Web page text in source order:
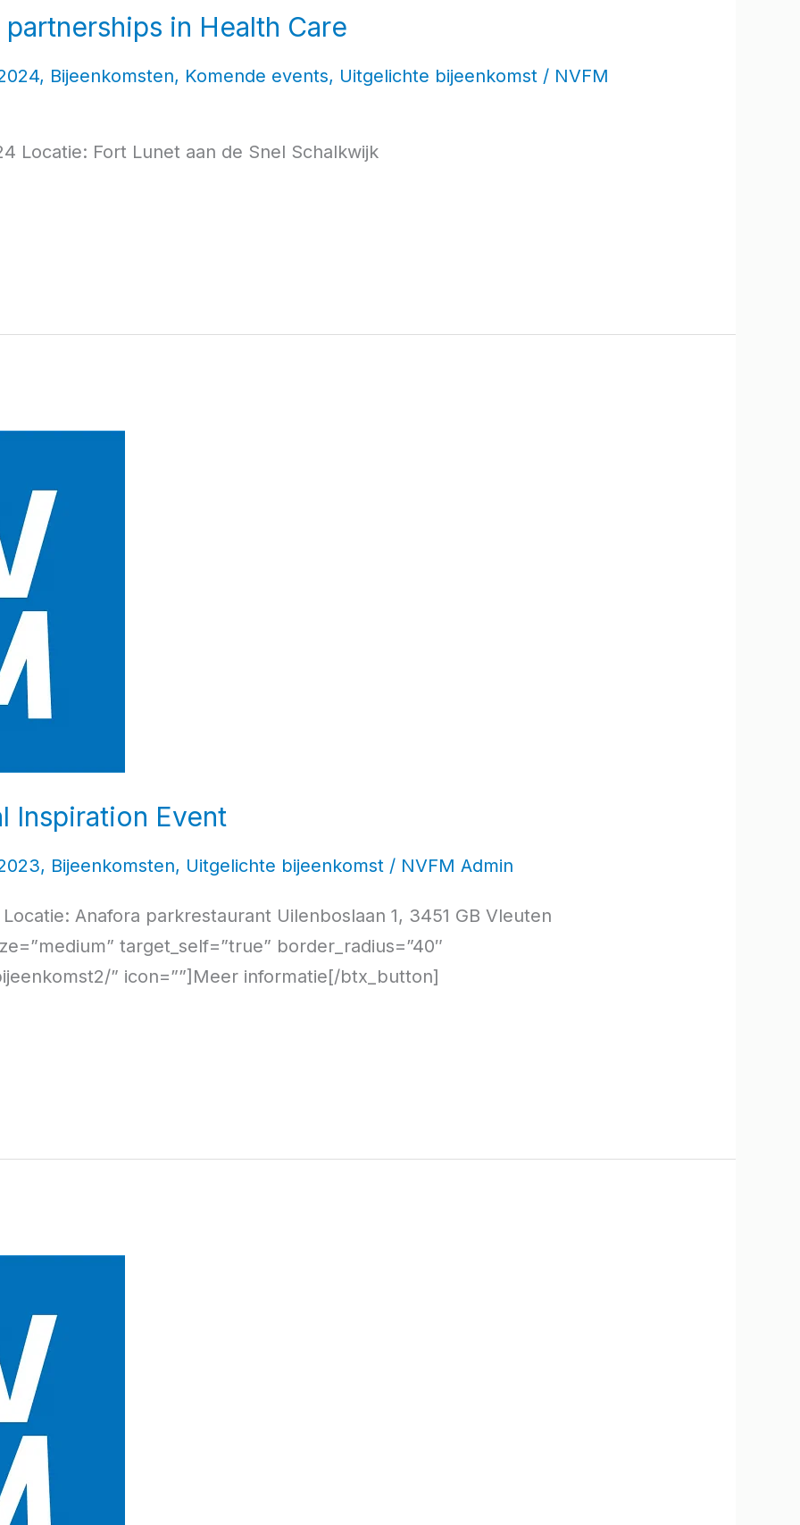
in Health Care
, Bijeenkomsten, Komende events, Uitgelichte bijeenkomst / NVFM
Locatie: Fort Lunet aan de Snel Schalkwijk
Inspiration Event
, Bijeenkomsten, Uitgelichte bijeenkomst / NVFM Admin
Anafora parkrestaurant Uilenboslaan 1, 3451 GB Vleuten
target_self=”true” border_radius=”40″
” icon=””]Meer informatie[/btx_button]